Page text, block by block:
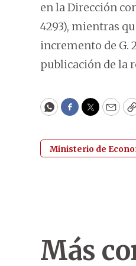
en la Dirección
4293), mientras
incremento de G.
publicación de la
WhatsApp
Facebook
Twitter
Ministerio de
Más